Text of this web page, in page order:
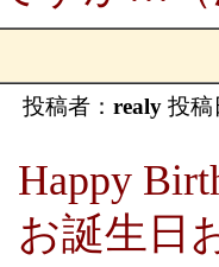
投稿者： realy投稿
Happy
お誕生日